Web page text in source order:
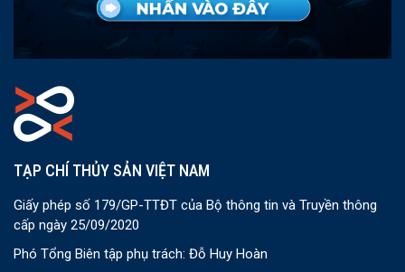
TẠP CHÍ THỦY SẢN VIỆT NAM
Giấy phép số 179/GP-TTĐT của Bộ thông tin và Truyền thông
cấp ngày 25/09/2020
Phó Tổng Biên tập phụ trách: Đỗ Huy Hoàn